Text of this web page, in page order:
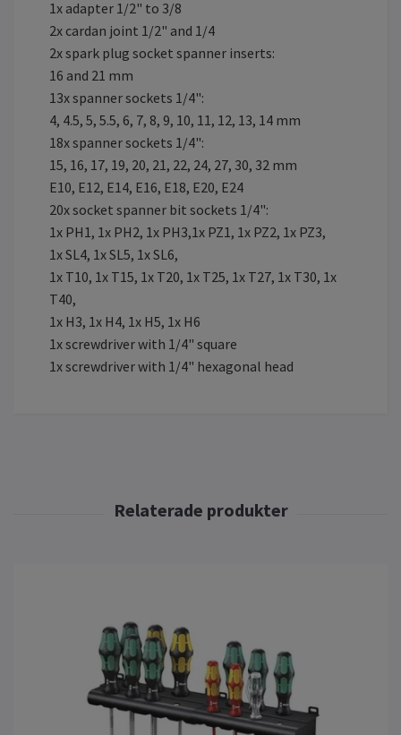
1x adapter 1/2" to 3/8
2x cardan joint 1/2" and 1/4
2x spark plug socket spanner inserts:
16 and 21 mm
13x spanner sockets 1/4":
4, 4.5, 5, 5.5, 6, 7, 8, 9, 10, 11, 12, 13, 14 mm
18x spanner sockets 1/4":
15, 16, 17, 19, 20, 21, 22, 24, 27, 30, 32 mm
E10, E12, E14, E16, E18, E20, E24
20x socket spanner bit sockets 1/4":
1x PH1, 1x PH2, 1x PH3,1x PZ1, 1x PZ2, 1x PZ3,
1x SL4, 1x SL5, 1x SL6,
1x T10, 1x T15, 1x T20, 1x T25, 1x T27, 1x T30, 1x
T40,
1x H3, 1x H4, 1x H5, 1x H6
1x screwdriver with 1/4" square
1x screwdriver with 1/4" hexagonal head